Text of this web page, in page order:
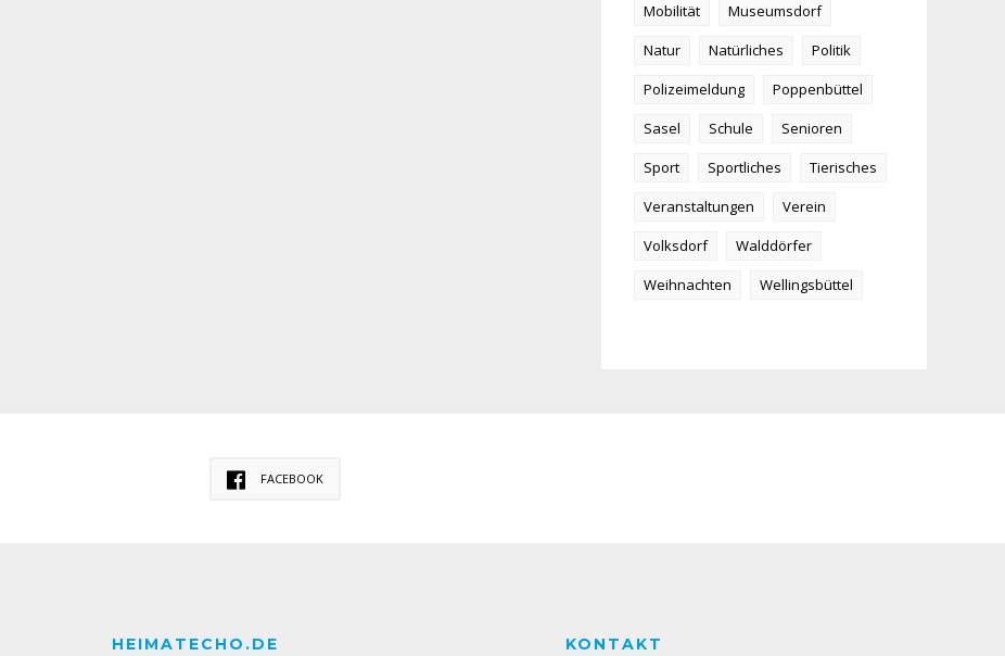
Mobilität
Museumsdorf
Natur
Natürliches
Politik
Polizeimeldung
Poppenbüttel
Sasel
Schule
Senioren
Sport
Sportliches
Tierisches
Veranstaltungen
Verein
Volksdorf
Walddörfer
Weihnachten
Wellingsbüttel
FACEBOOK
HEIMATECHO.DE KONTAKT